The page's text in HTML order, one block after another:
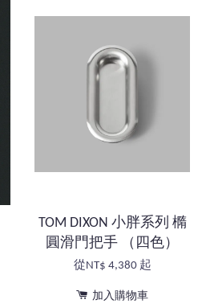
TOM DIXON 小胖系列 橢
圓滑門把手 （四色）
從NT$ 4,380 起
加入購物車